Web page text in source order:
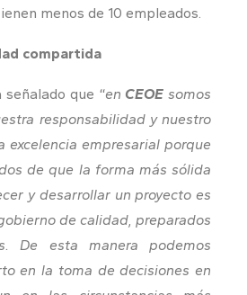
menos de 10 empleados.
compartida
que “en CEOE somos
responsabilidad y nuestro
excelencia empresarial porque
de que la forma más sólida
y desarrollar un proyecto es
de calidad, preparados
De esta manera podemos
en la toma de decisiones en